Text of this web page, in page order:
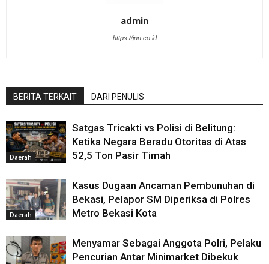
admin
https://jnn.co.id
BERITA TERKAIT DARI PENULIS
Daerah
Satgas Tricakti vs Polisi di Belitung:
Ketika Negara Beradu Otoritas di Atas
52,5 Ton Pasir Timah
Daerah
Kasus Dugaan Ancaman Pembunuhan di
Bekasi, Pelapor SM Diperiksa di Polres
Metro Bekasi Kota
Menyamar Sebagai Anggota Polri, Pelaku
Pencurian Antar Minimarket Dibekuk